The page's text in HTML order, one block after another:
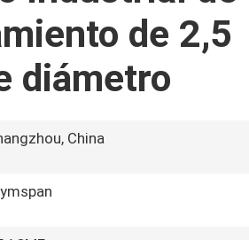
de 2,5
diámetro
China